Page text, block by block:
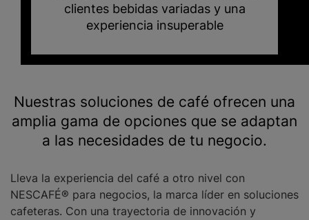
clientes bebidas variadas y una
experiencia insuperable
Nuestras soluciones de café ofrecen una
amplia gama de opciones que se adaptan
a las necesidades de tu negocio.
Lleva la experiencia del café a otro nivel con
NESCAFÉ® para negocios, la marca líder en soluciones
cafeteras. Con una trayectoria de innovación y